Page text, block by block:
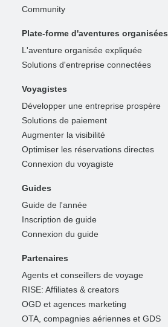
Community
Plate-forme d'aventures organisées
L'aventure organisée expliquée
Solutions d'entreprise connectées
Voyagistes
Développer une entreprise prospère
Solutions de paiement
Augmenter la visibilité
Optimiser les réservations directes
Connexion du voyagiste
Guides
Guide de l'année
Inscription de guide
Connexion du guide
Partenaires
Agents et conseillers de voyage
RISE: Affiliates & creators
OGD et agences marketing
OTA, compagnies aériennes et GDS